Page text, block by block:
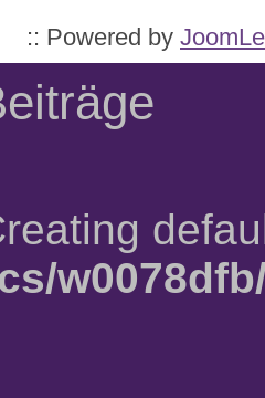
:: Powered by